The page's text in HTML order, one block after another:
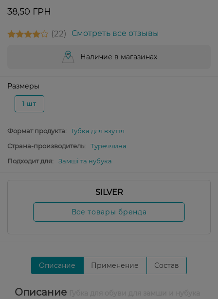
38,50 ГРН
22 Смотреть все отзывы
Наличие в магазинах
Размеры
1 шт
Формат продукта:
Губка для взуття
Страна-производитель:
Туреччина
Подходит для:
Замші та нубука
SILVER
Все товары бренда
Описание Применение Состав
Описание